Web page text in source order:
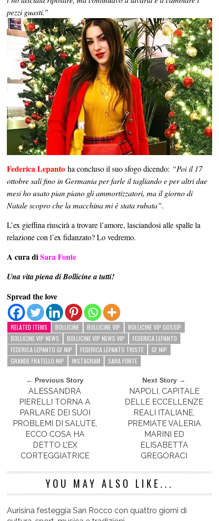
pezzi guasti.”
Federica Lepanto ha concluso il suo sfogo dicendo: “Poi il 17
ottobre salì fino in Germania per farle il tagliando e per altri due
mesi ho usato pian piano gli ammortizzatori, ma il giorno di
Natale scopro che la macchina mi è stata rubata”.
L’ex gieffina riuscirà a trovare l’amore, lasciandosi alle spalle la
relazione con l’ex fidanzato? Lo vedremo.
A cura diSara Fonte
Una vita piena di Bollicine a tutti!
Spread the love
RELATED ITEMS BOLLICINE BOLLICINE VIP
BOLLICINE VIP GOSSIP
BOLLICINE VIP NEWS
BOLLICINE VIP NEWS VIP
FEDERICA LEPANTO
FEDERICA LEPANTO GF NIP
FEDERICA LEPANTO TRISTE
GF NIP
GRANDE FRATELLO NIP
INSTAGRAM SARA FONTE
← Previous Story
ALESSANDRA
PIERELLI TORNA A
PARLARE DEI SUOI
PROBLEMI DI SALUTE,
ECCO COSA HA
DETTO L’EX
CORTEGGIATRICE
Next Story →
NAPOLI, CAPITALE
DELLE ECCELLENZE
REALI ITALIANE,
PREMIATE VALERIA
MARINI ED
ELISABETTA
GREGORACI
YOU MAY ALSO LIKE...
Aurisina festeggia San Rocco con quattro giorni di